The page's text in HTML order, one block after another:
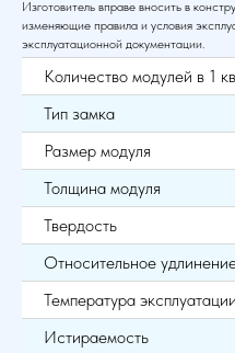
Изготовитель вправе вносить в
изменяющие правила и условия
эксплуатационной документации.
Количество модулей в 1
Тип замка
Размер модуля
Толщина модуля
Твердость
Относительное
Температура эксплуатации
Истираемость